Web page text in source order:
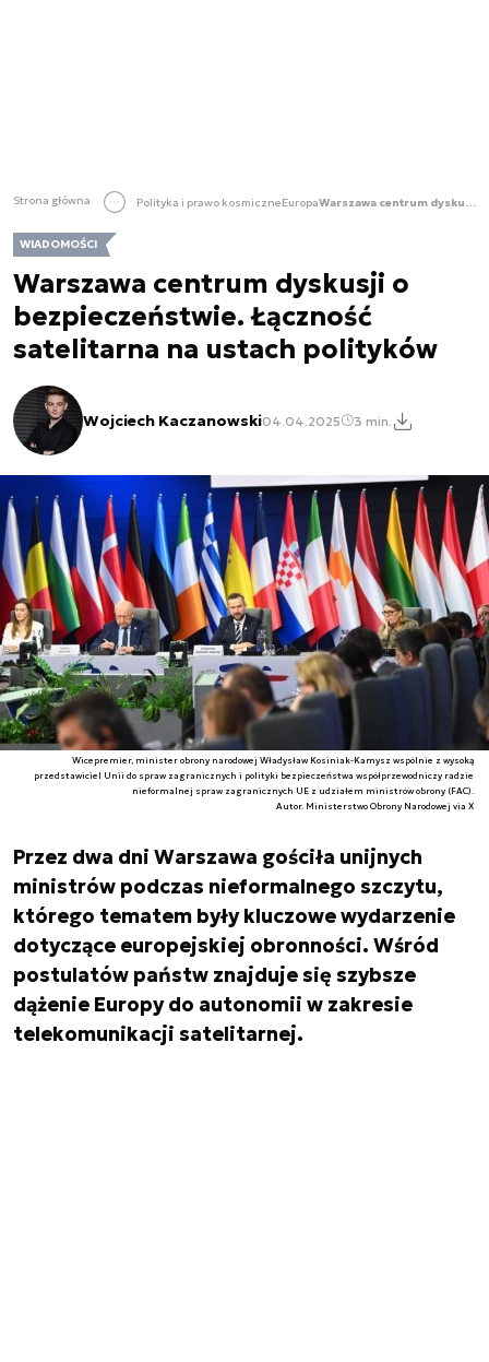
Strona główna Polityka i prawo kosmiczneEuropa Warszawa centrum dyskusji o bezpieczeństwie. Łączność satelitarna na ustach polityków
WIADOMOŚCI
Warszawa centrum dyskusji o
bezpieczeństwie. Łączność
satelitarna na ustach polityków
Wojciech Kaczanowski04.04.2025 3 min.
Wicepremier, minister obrony narodowej Władysław Kosiniak-Kamysz wspólnie z wysoką
przedstawiciel Unii do spraw zagranicznych i polityki bezpieczeństwa współprzewodniczy radzie
nieformalnej spraw zagranicznych UE z udziałem ministrów obrony (FAC).
Autor. Ministerstwo Obrony Narodowej via X
Przez dwa dni Warszawa gościła unijnych
ministrów podczas nieformalnego szczytu,
którego tematem były kluczowe wydarzenie
dotyczące europejskiej obronności. Wśród
postulatów państw znajduje się szybsze
dążenie Europy do autonomii w zakresie
telekomunikacji satelitarnej.